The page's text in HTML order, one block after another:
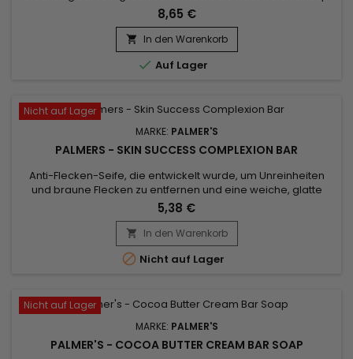
Abgestimmt auf die Bedürfnisse trockener und empfindlicher
Haut reinigt die feste Seife von Ambi Skin Care sanft Körper
und Hände, ohne ein Spannungsgefühl zu
hinterlassen.&nbsp; Die mit Kakaobutter formulierte
feuchtigkeitsspendende Seife...
8,65 €
 In den Warenkorb
 Auf Lager
Nicht auf Lager
MARKE: PALMER'S
PALMERS - SKIN SUCCESS COMPLEXION BAR
Anti-Flecken-Seife, die entwickelt wurde, um Unreinheiten
und braune Flecken zu entfernen und eine weiche, glatte
Haut zu hinterlassen. Sie reinigt gründlich und behandelt Akne
auf effektive Weise.&nbsp; Mit Vitamin E, das für seine
antioxidativen Eigenschaften bekannt ist, spendet Palmer's
Skin Success Complexion Bar Soap Feuchtigkeit, nährt und...
5,38 €
 In den Warenkorb
 Nicht auf Lager
Nicht auf Lager
MARKE: PALMER'S
PALMER'S - COCOA BUTTER CREAM BAR SOAP